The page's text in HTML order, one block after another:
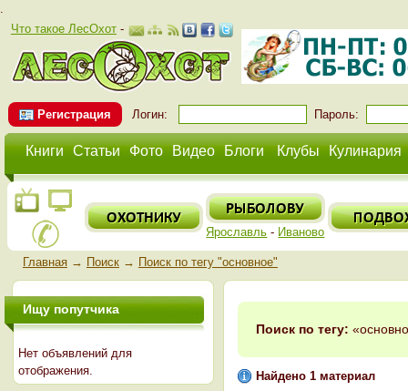
.
Что такое ЛесОхот-
Регистрация Логин: Пароль:
Книги Статьи Фото Видео Блоги Клубы Кулинария
Ярославль - Иваново
Главная→ Поиск→ Поиск по тегу "основное"
Поиск по тегу:
Найдено 1 материал
Ищу попутчика
Нет объявлений для
отображения.